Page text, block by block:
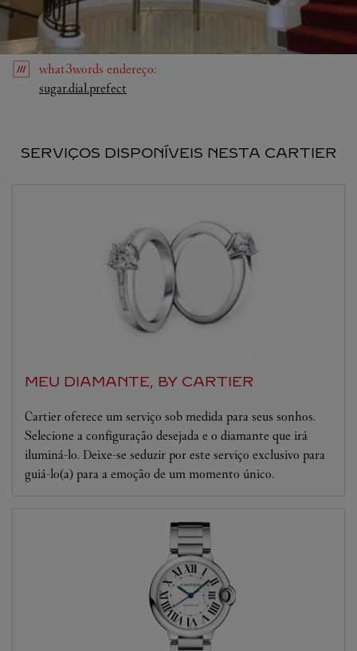
what3words endereço:
sugar.dial.prefect
SERVIÇOS DISPONÍVEIS NESTA CARTIER
MEU DIAMANTE, BY CARTIER
Cartier oferece um serviço sob medida para seus sonhos.
Selecione a configuração desejada e o diamante que irá
iluminá-lo. Deixe-se seduzir por este serviço exclusivo para
guiá-lo(a) para a emoção de um momento único.